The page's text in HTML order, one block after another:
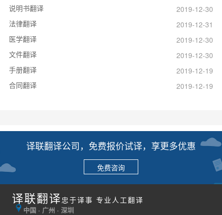
说明书翻译
2019-12-30
法律翻译
2019-12-31
医学翻译
2019-12-30
文件翻译
2019-12-30
手册翻译
2019-12-19
合同翻译
2019-12-19
译联翻译公司，免费报价试译，享更多优惠
免费咨询
译联翻译 忠于译事 专业人工翻译
中国 · 广州 · 深圳